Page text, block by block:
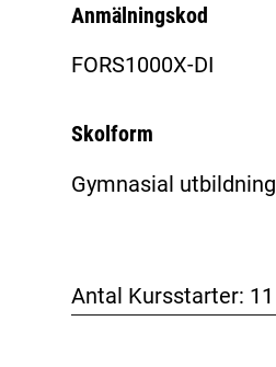
Anmälningskod
FORS1000X-DI
Skolform
Gymnasial utbildning
Antal Kursstarter: 11